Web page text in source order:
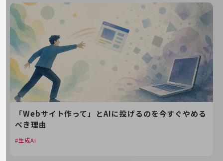
顧客体験（CX）改善
自動化・省電化
人材不足解消
業種・業態で探す
業種・業態で探すTOP
自治体
医療・介護
観光
「Webサイト作って」とAIに投げるのを今すぐやめる
べき理由
生成AI